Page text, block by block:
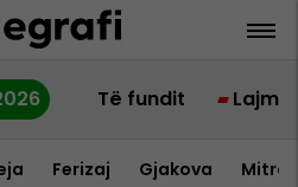
Të fundit Lajme
Ferizaj Gjakova